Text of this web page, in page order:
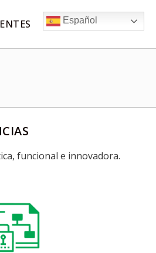
Español
funcional e innovadora.